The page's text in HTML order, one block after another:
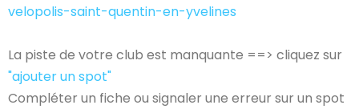
velopolis-saint-quentin-en-yvelines
La piste de votre club est manquante ==> cliquez sur
"ajouter un spot"
Compléter un fiche ou signaler une erreur sur un spot